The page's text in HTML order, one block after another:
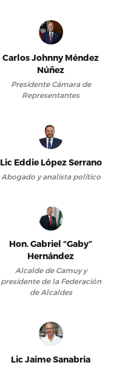
Carlos Johnny Méndez
Núñez
Presidente Cámara de
Representantes
Lic Eddie López Serrano
Abogado y analista político
Hon. Gabriel “Gaby”
Hernández
Alcalde de Camuy y
presidente de la Federación
de Alcaldes
Lic Jaime Sanabria